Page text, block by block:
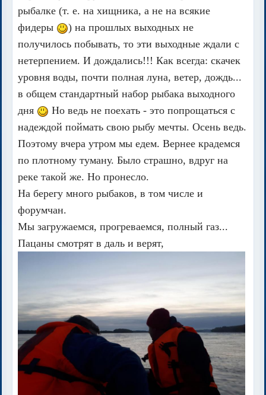
рыбалке (т. е. на хищника, а не на всякие
фидеры
) на прошлых выходных не
получилось побывать, то эти выходные ждали с
нетерпением. И дождались!!! Как всегда: скачек
уровня воды, почти полная луна, ветер, дождь...
в общем стандартный набор рыбака выходного
дня
Но ведь не поехать - это попрощаться с
надеждой поймать свою рыбу мечты. Осень ведь.
Поэтому вчера утром мы едем. Вернее крадемся
по плотному туману. Было страшно, вдруг на
реке такой же. Но пронесло.
На берегу много рыбаков, в том числе и
форумчан.
Мы загружаемся, прогреваемся, полный газ...
Пацаны смотрят в даль и верят,